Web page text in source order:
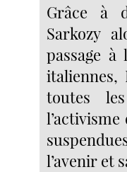
Grâce à
Sarkozy
passage à
toutes
l’avenir et